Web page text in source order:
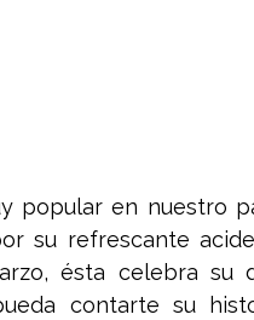
popular en nuestro
su refrescante
ésta celebra su
contarte su